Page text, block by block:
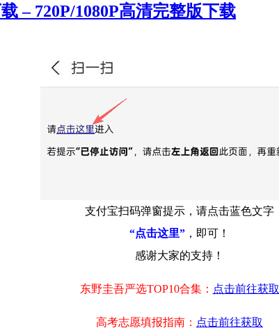
– 720P/1080P高清完整版下载
支付宝扫码弹窗提示，请点击蓝色文字
“点击这里” ，即可！
感谢大家的支持！
东野圭吾严选TOP10合集： 点击前往获取
高考志愿填报指南： 点击前往获取